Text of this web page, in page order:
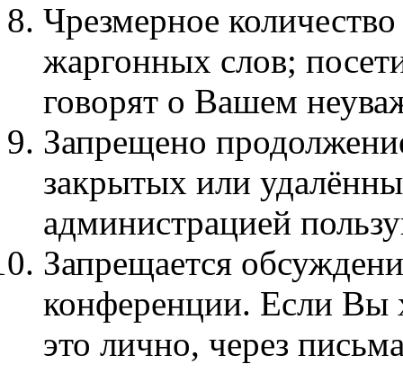
Чpезмеpное
жаргонных слов;
говорят о Вашем
Запрещено
закрытых или
администрацией
Запрещается
конференции. Если Вы
это лично, через